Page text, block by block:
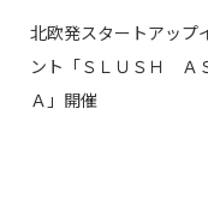
北欧発スタートアップ
ント「ＳＬＵＳＨ Ａ
Ａ」開催